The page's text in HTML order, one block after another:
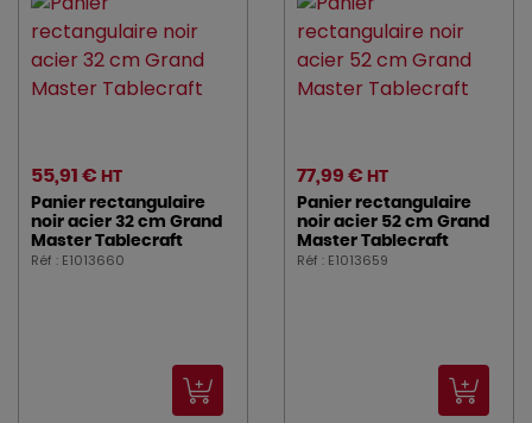
55,91 € HT
Panier rectangulaire
noir acier 32 cm Grand
Master Tablecraft
Réf : E1013660
77,99 € HT
Panier rectangulaire
noir acier 52 cm Grand
Master Tablecraft
Réf : E1013659